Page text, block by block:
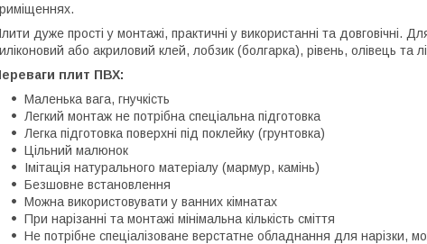
дуже прості у монтажі, практичні у використанні та довговічні.
або акриловий клей, лобзик (болгарка), рівень, олівець та
плит ПВХ:
Маленька вага, гнучкість
Легкий монтаж не потрібна спеціальна підготовка
Легка підготовка поверхні під поклейку (грунтовка)
Цільний малюнок
Імітація натурального матеріалу (мармур, камінь)
Безшовне встановлення
Можна використовувати у ванних кімнатах
При нарізанні та монтажі мінімальна кількість сміття
Не потрібне спеціалізоване верстатне обладнання для нарізки,